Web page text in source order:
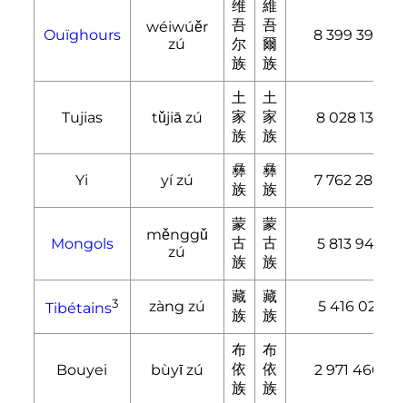
Ouïghours
wéiwúěr
zú
维
吾
尔
族
維
吾
爾
族
8 399 393
Tujias tǔjiā zú
土
家
族
土
家
族
8 028 133
Yi yí zú
彝
族
彝
族
7 762 286
Mongols
měnggǔ
zú
蒙
古
族
蒙
古
族
5 813 947
Tibétains3 zàng zú
藏
族
藏
族
5 416 021
Bouyei bùyī zú
布
依
族
布
依
族
2 971 460